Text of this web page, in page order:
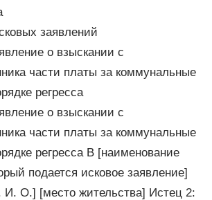
заявлений
о взыскании с
части платы за коммунальные
регресса
о взыскании с
части платы за коммунальные
регресса В [наименование
подается исковое заявление]
О.] [место жительства] Истец 2: